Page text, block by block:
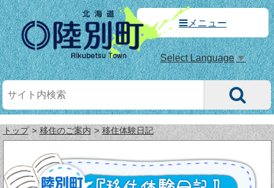
メニュー
Select Language▼
トップ 移住のご案内 移住体験日記